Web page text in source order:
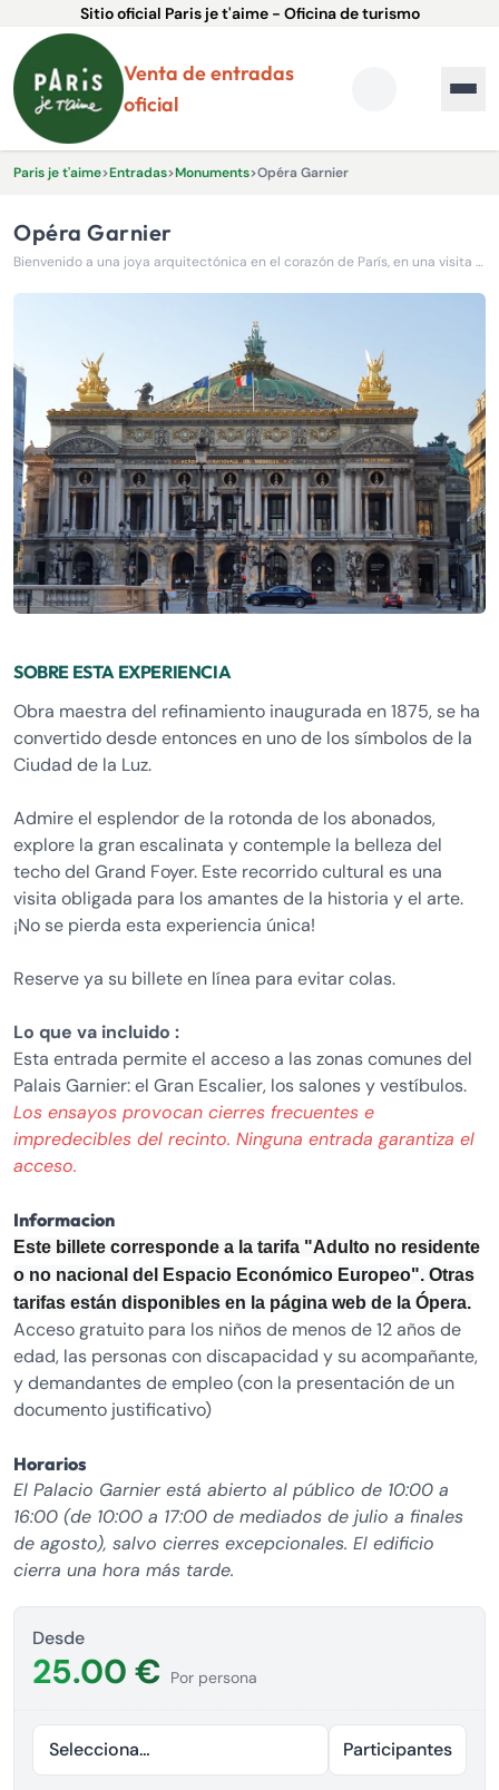
Sitio oficial Paris je t'aime - Oficina de turismo
Venta de entradas
oficial
Paris je t'aime>Entradas>Monuments>Opéra Garnier
Opéra Garnier
Bienvenido a una joya arquitectónica en el corazón de París, en una visita autoguiada.
SOBRE ESTA EXPERIENCIA
Obra maestra del refinamiento inaugurada en 1875, se ha
convertido desde entonces en uno de los símbolos de la
Ciudad de la Luz.
Admire el esplendor de la rotonda de los abonados,
explore la gran escalinata y contemple la belleza del
techo del Grand Foyer. Este recorrido cultural es una
visita obligada para los amantes de la historia y el arte.
¡No se pierda esta experiencia única!
Reserve ya su billete en línea para evitar colas.
Lo que va incluido :
Esta entrada permite el acceso a las zonas comunes del
Palais Garnier: el Gran Escalier, los salones y vestíbulos.
Los ensayos provocan cierres frecuentes e
impredecibles del recinto. Ninguna entrada garantiza el
acceso.
Informacion
Este billete corresponde a la tarifa "Adulto no residente
o no nacional del Espacio Económico Europeo". Otras
tarifas están disponibles en la página web de la Ópera.
Acceso gratuito para los niños de menos de 12 años de
edad, las personas con discapacidad y su acompañante,
y demandantes de empleo (con la presentación de un
documento justificativo)
Horarios
El Palacio Garnier está abierto al público de 10:00 a
16:00 (de 10:00 a 17:00 de mediados de julio a finales
de agosto), salvo cierres excepcionales. El edificio
cierra una hora más tarde.
Desde
25.00 € Por persona
Seleccionar fecha Participantes